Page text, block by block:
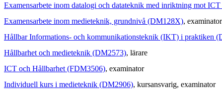
Examensarbete inom datalogi och datateknik med inriktning mot
Examensarbete inom medieteknik, grundnivå (DM128X), examinator
Hållbar Informations- och kommunikationsteknik (IKT) i praktiken
Hållbarhet och medieteknik (DM2573), lärare
ICT och Hållbarhet (FDM3506), examinator
Individuell kurs i medieteknik (DM2906), kursansvarig, examinator